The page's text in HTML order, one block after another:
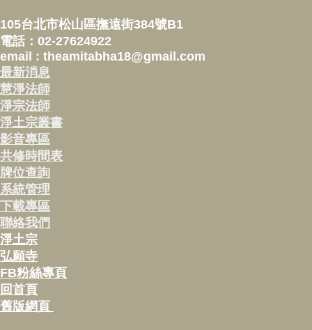
105台北市松山區撫遠街384號B1
電話：02-27624922
email : theamitabha18@gmail.com
最新消息
慧淨法師
淨宗法師
淨土宗叢書
影音專區
共修時間表
牌位查詢
系統管理
下載專區
聯絡我們
淨土宗
弘願寺
FB粉絲專頁
回首頁
舊版網頁